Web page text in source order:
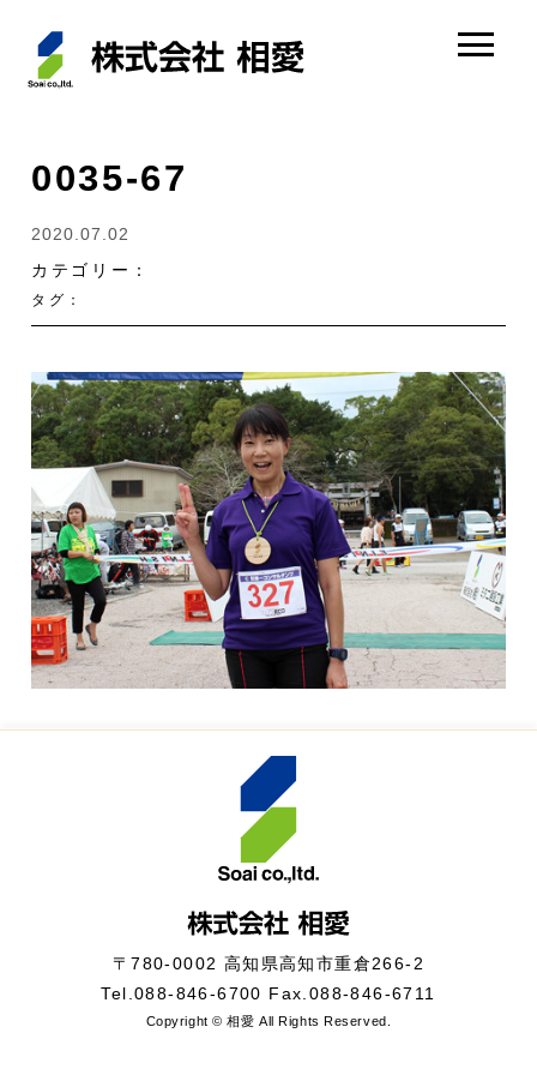
0035-67
2020.07.02
カテゴリー：
タグ：
〒780-0002 高知県高知市重倉266-2
Tel.088-846-6700 Fax.088-846-6711
Copyright © 相愛 All Rights Reserved.